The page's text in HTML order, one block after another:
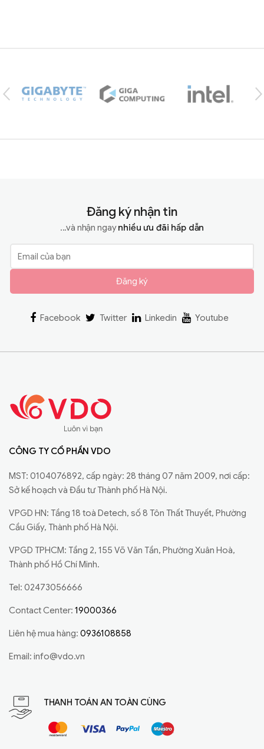
Đăng ký nhận tin
...và nhận ngaynhiều ưu đãi hấp dẫn
Đăng ký
Facebook Twitter Linkedin Youtube
CÔNG TY CỔ PHẦN VDO
MST: 0104076892, cấp ngày: 28 tháng 07 năm 2009, nơi cấp:
Sở kế hoạch và Đầu tư Thành phố Hà Nội.
VPGD HN: Tầng 18 toà Detech, số 8 Tôn Thất Thuyết, Phường
Cầu Giấy, Thành phố Hà Nội.
VPGD TPHCM: Tầng 2, 155 Võ Văn Tần, Phường Xuân Hoà,
Thành phố Hồ Chí Minh.
Tel: 02473056666
Contact Center: 19000366
Liên hệ mua hàng: 0936108858
Email: info@vdo.vn
THANH TOÁN AN TOÀN CÙNG